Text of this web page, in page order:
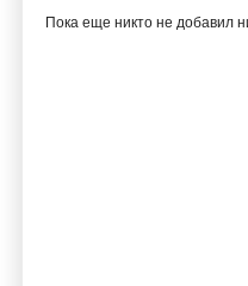
Пока еще никто не добавил